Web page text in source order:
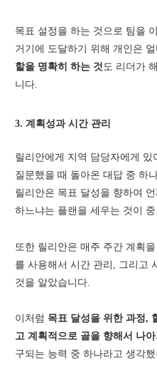
목표 설정을 하는 것으로 팀을
거기에 도달하기 위해 개인은
할을 명확히 하는 것 도 리더가
니다.
3. 계획성과 시간 관리
릴리안에게 지역 담당자에게 있
질문했을 때 돌아온 대답 중 하
릴리안은 목표 달성을 향하여
하느냐는 플랜을 세우는 것이
또한 릴리안은 매주 주간 계획
를 사용해서 시간 관리, 그리고
것을 알았습니다.
이처럼 목표 달성을 위한 과정,
고 계획적으로 골을 향해서 나
구되는 능력 중 하나라고 생각했